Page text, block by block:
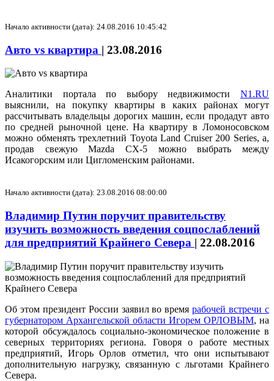
Начало активности (дата): 24.08.2016 10:45:42
Авто vs квартира | 23.08.2016
Аналитики портала по выбору недвижимости N1.RU
выяснили, на покупку квартиры в каких районах могут
рассчитывать владельцы дорогих машин, если продадут авто
по средней рыночной цене. На квартиру в Ломоносовском
можно обменять трехлетний Toyota Land Cruiser 200 Series, а,
продав свежую Mazda CX-5 можно выбрать между
Исакогорским или Цигломенским районами.
Начало активности (дата): 23.08.2016 08:00:00
Владимир Путин поручит правительству
изучить возможность введения соцпослаблений
для предприятий Крайнего Севера | 22.08.2016
Об этом президент России заявил во времярабочей встречи с
губернатором Архангельской области Игорем ОРЛОВЫМ, на
которой обсуждалось социально-экономическое положение в
северных территориях региона. Говоря о работе местных
предприятий, Игорь Орлов отметил, что они испытывают
дополнительную нагрузку, связанную с льготами Крайнего
Севера.